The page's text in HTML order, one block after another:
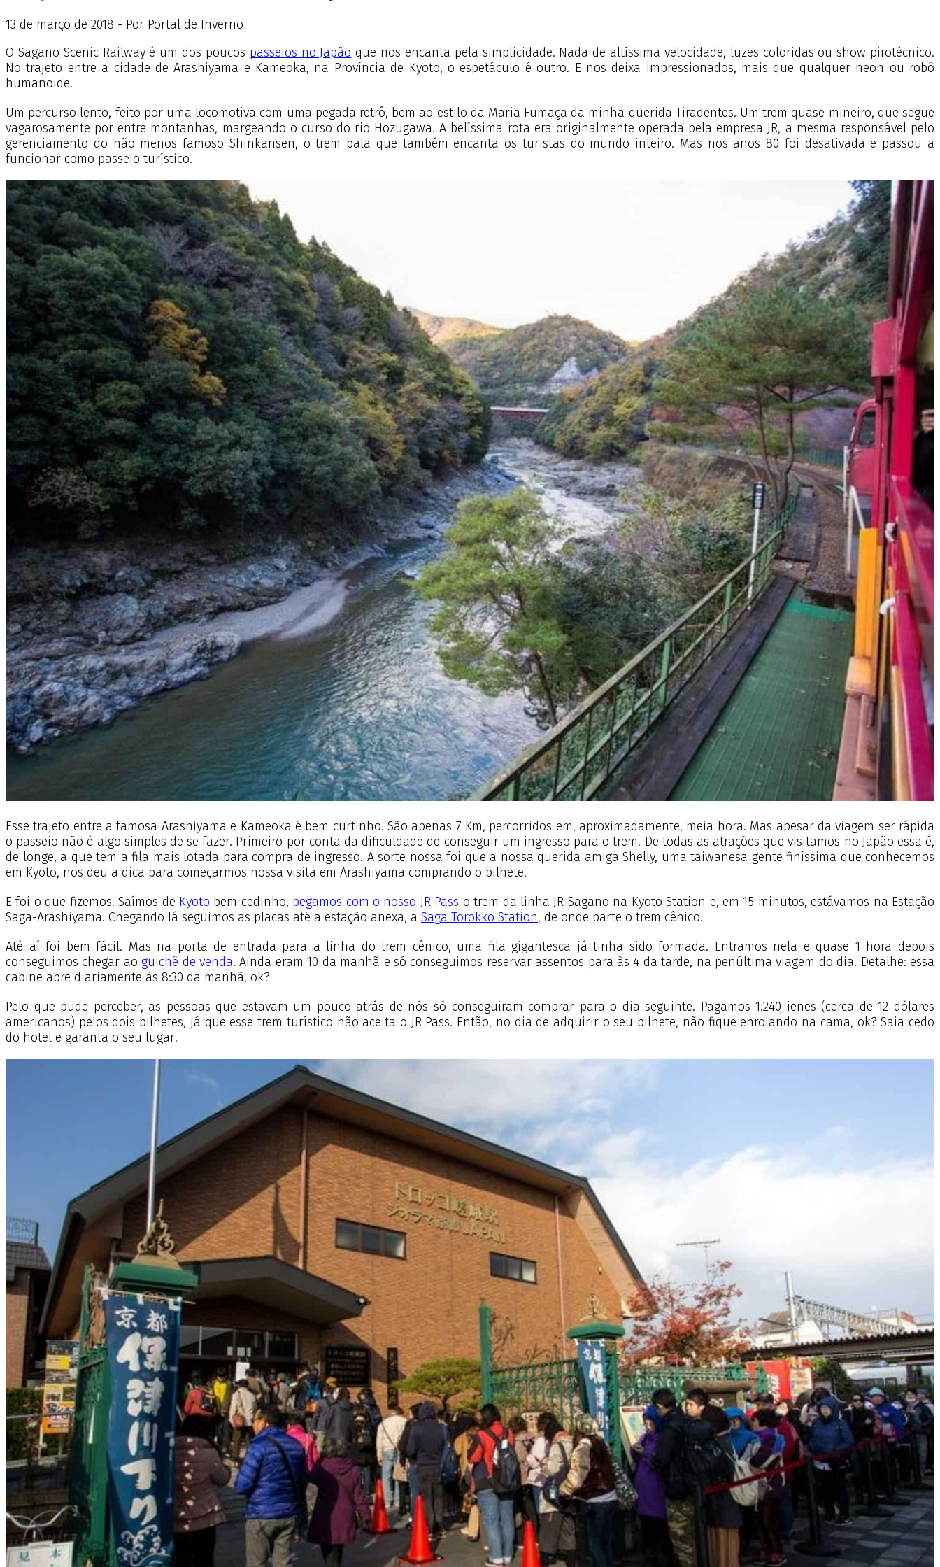
13 de março de 2018 - Por Portal de Inverno
O Sagano Scenic Railway é um dos poucos passeios no Japão que nos encanta pela simplicidade. Nada de altíssima velocidade, luzes coloridas ou show pirotécnico.
No trajeto entre a cidade de Arashiyama e Kameoka, na Província de Kyoto, o espetáculo é outro. E nos deixa impressionados, mais que qualquer neon ou robô
humanoide!
Um percurso lento, feito por uma locomotiva com uma pegada retrô, bem ao estilo da Maria Fumaça da minha querida Tiradentes. Um trem quase mineiro, que segue
vagarosamente por entre montanhas, margeando o curso do rio Hozugawa. A belíssima rota era originalmente operada pela empresa JR, a mesma responsável pelo
gerenciamento do não menos famoso Shinkansen, o trem bala que também encanta os turistas do mundo inteiro. Mas nos anos 80 foi desativada e passou a
funcionar como passeio turístico.
Esse trajeto entre a famosa Arashiyama e Kameoka é bem curtinho. São apenas 7 Km, percorridos em, aproximadamente, meia hora. Mas apesar da viagem ser rápida
o passeio não é algo simples de se fazer. Primeiro por conta da dificuldade de conseguir um ingresso para o trem. De todas as atrações que visitamos no Japão essa é,
de longe, a que tem a fila mais lotada para compra de ingresso. A sorte nossa foi que a nossa querida amiga Shelly, uma taiwanesa gente finíssima que conhecemos
em Kyoto, nos deu a dica para começarmos nossa visita em Arashiyama comprando o bilhete.
E foi o que fizemos. Saímos de Kyoto bem cedinho, pegamos com o nosso JR Pass o trem da linha JR Sagano na Kyoto Station e, em 15 minutos, estávamos na Estação
Saga-Arashiyama. Chegando lá seguimos as placas até a estação anexa, a Saga Torokko Station, de onde parte o trem cênico.
Até aí foi bem fácil. Mas na porta de entrada para a linha do trem cênico, uma fila gigantesca já tinha sido formada. Entramos nela e quase 1 hora depois
conseguimos chegar aoguichê de venda. Ainda eram 10 da manhã e só conseguimos reservar assentos para às 4 da tarde, na penúltima viagem do dia. Detalhe: essa
cabine abre diariamente às 8:30 da manhã, ok?
Pelo que pude perceber, as pessoas que estavam um pouco atrás de nós só conseguiram comprar para o dia seguinte. Pagamos 1.240 ienes (cerca de 12 dólares
americanos) pelos dois bilhetes, já que esse trem turístico não aceita o JR Pass. Então, no dia de adquirir o seu bilhete, não fique enrolando na cama, ok? Saia cedo
do hotel e garanta o seu lugar!